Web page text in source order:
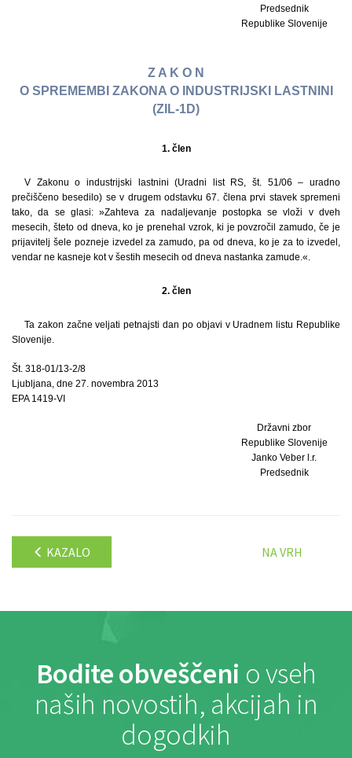
Predsednik
Republike Slovenije
Z A K O N
O SPREMEMBI ZAKONA O INDUSTRIJSKI LASTNINI
(ZIL-1D)
1. člen
V Zakonu o industrijski lastnini (Uradni list RS, št. 51/06 – uradno
prečiščeno besedilo) se v drugem odstavku 67. člena prvi stavek spremeni
tako, da se glasi: »Zahteva za nadaljevanje postopka se vloži v dveh
mesecih, šteto od dneva, ko je prenehal vzrok, ki je povzročil zamudo, če je
prijavitelj šele pozneje izvedel za zamudo, pa od dneva, ko je za to izvedel,
vendar ne kasneje kot v šestih mesecih od dneva nastanka zamude.«.
2. člen
Ta zakon začne veljati petnajsti dan po objavi v Uradnem listu Republike
Slovenije.
Št. 318-01/13-2/8
Ljubljana, dne 27. novembra 2013
EPA 1419-VI
Državni zbor
Republike Slovenije
Janko Veber l.r.
Predsednik
KAZALO NA VRH
Bodite obveščeni o vseh
naših novostih, akcijah in
dogodkih